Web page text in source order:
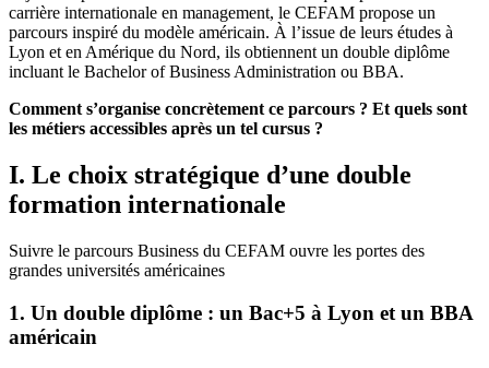
carrière internationale en management, le CEFAM propose un
parcours inspiré du modèle américain. À l’issue de leurs études à
Lyon et en Amérique du Nord, ils obtiennent un double diplôme
incluant le Bachelor of Business Administration ou BBA.
Comment s’organise concrètement ce parcours ? Et quels sont
les métiers accessibles après un tel cursus ?
I. Le choix stratégique d’une double
formation internationale
Suivre le parcours Business du CEFAM ouvre les portes des
grandes universités américaines
1. Un double diplôme : un Bac+5 à Lyon et un BBA
américain